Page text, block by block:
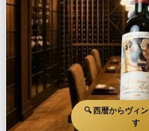
🔍 西暦からヴィ
す